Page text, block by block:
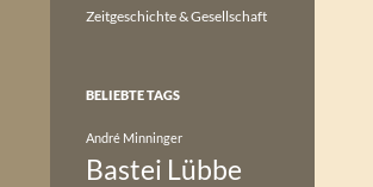
Zeitgeschichte & Gesellschaft
BELIEBTE TAGS
André Minninger
Bastei Lübbe